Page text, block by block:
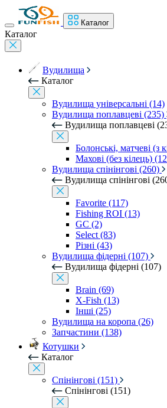
Каталог
Каталог
Вудилища
Каталог
Вудилища універсальні (14)
Вудилища поплавцеві (235)
Вудилища поплавцеві
Болонські, матчеві (з
Махові (без кілець)
Вудилища спінінгові (260)
Вудилища спінінгові
Favorite (117)
Fishing ROI (13)
GC (2)
Select (83)
Різні (43)
Вудилища фідерні (107)
Вудилища фідерні (107)
Brain (69)
X-Fish (13)
Інші (25)
Вудилища на коропа (26)
Запчастини (138)
Котушки
Каталог
Спінінгові (151)
Спінінгові (151)